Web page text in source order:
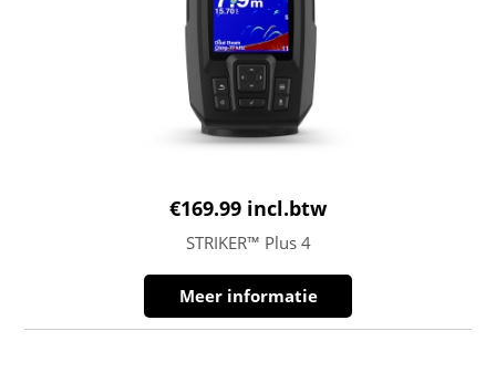
€169.99 incl.btw
STRIKER™ Plus 4
Meer informatie